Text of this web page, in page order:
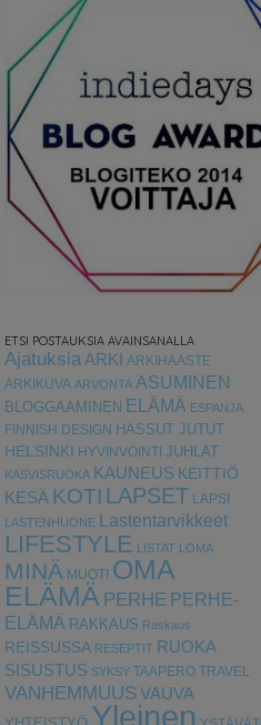
ETSI POSTAUKSIA AVAINSANALLA
AjatuksiaARKI ARKIHAASTE
ARKIKUVA ARVONTA ASUMINEN
BLOGGAAMINEN ELÄMÄ ESPANJA
FINNISH DESIGN HASSUT JUTUT
HELSINKI
HYVINVOINTI JUHLAT
KASVISRUOKA KAUNEUS KEITTIÖ
KESÄ KOTI LAPSET LAPSI
LASTENHUONE Lastentarvikkeet
LIFESTYLE LISTAT LOMA
MINÄ MUOTI OMA
ELÄMÄ PERHE PERHE-
ELÄMÄ RAKKAUS Raskaus
REISSUSSA RESEPTIT RUOKA
SISUSTUS SYKSY TAAPERO TRAVEL
VANHEMMUUS VAUVA
Yleinen